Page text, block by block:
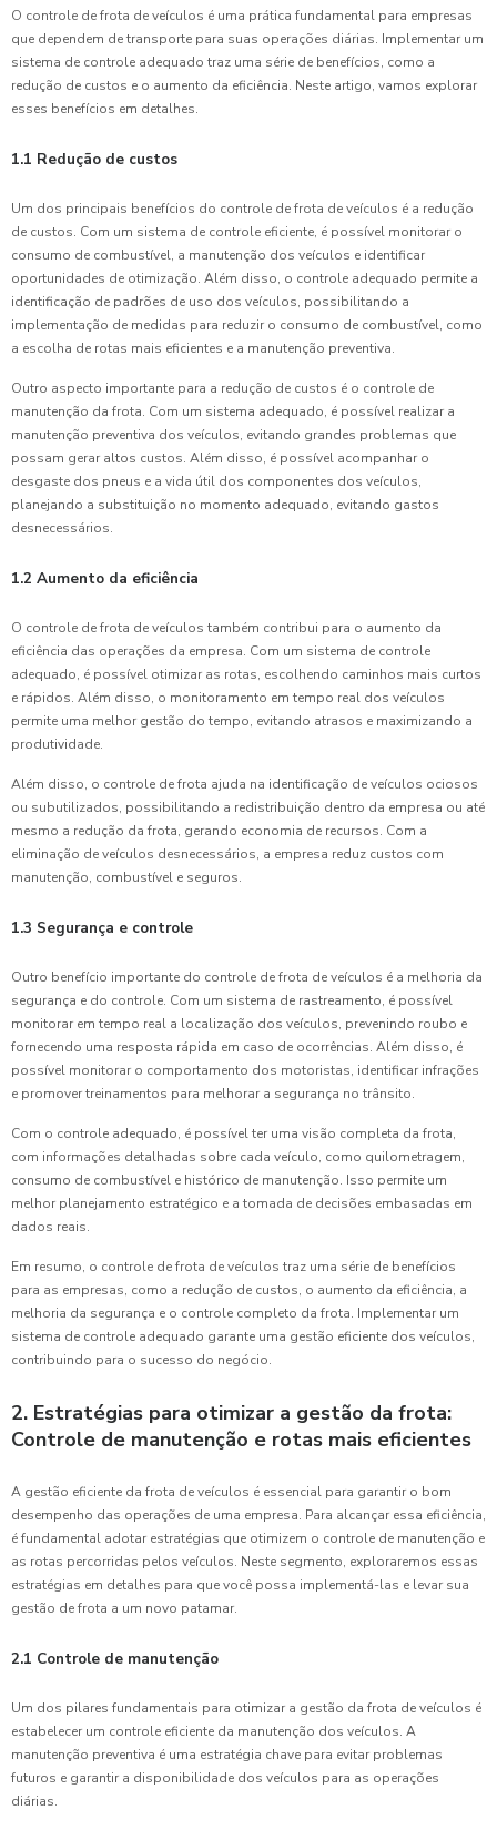
O controle de frota de veículos é uma prática fundamental para empresas
que dependem de transporte para suas operações diárias. Implementar um
sistema de controle adequado traz uma série de benefícios, como a
redução de custos e o aumento da eficiência. Neste artigo, vamos explorar
esses benefícios em detalhes.
1.1 Redução de custos
Um dos principais benefícios do controle de frota de veículos é a redução
de custos. Com um sistema de controle eficiente, é possível monitorar o
consumo de combustível, a manutenção dos veículos e identificar
oportunidades de otimização. Além disso, o controle adequado permite a
identificação de padrões de uso dos veículos, possibilitando a
implementação de medidas para reduzir o consumo de combustível, como
a escolha de rotas mais eficientes e a manutenção preventiva.
Outro aspecto importante para a redução de custos é o controle de
manutenção da frota. Com um sistema adequado, é possível realizar a
manutenção preventiva dos veículos, evitando grandes problemas que
possam gerar altos custos. Além disso, é possível acompanhar o
desgaste dos pneus e a vida útil dos componentes dos veículos,
planejando a substituição no momento adequado, evitando gastos
desnecessários.
1.2 Aumento da eficiência
O controle de frota de veículos também contribui para o aumento da
eficiência das operações da empresa. Com um sistema de controle
adequado, é possível otimizar as rotas, escolhendo caminhos mais curtos
e rápidos. Além disso, o monitoramento em tempo real dos veículos
permite uma melhor gestão do tempo, evitando atrasos e maximizando a
produtividade.
Além disso, o controle de frota ajuda na identificação de veículos ociosos
ou subutilizados, possibilitando a redistribuição dentro da empresa ou até
mesmo a redução da frota, gerando economia de recursos. Com a
eliminação de veículos desnecessários, a empresa reduz custos com
manutenção, combustível e seguros.
1.3 Segurança e controle
Outro benefício importante do controle de frota de veículos é a melhoria da
segurança e do controle. Com um sistema de rastreamento, é possível
monitorar em tempo real a localização dos veículos, prevenindo roubo e
fornecendo uma resposta rápida em caso de ocorrências. Além disso, é
possível monitorar o comportamento dos motoristas, identificar infrações
e promover treinamentos para melhorar a segurança no trânsito.
Com o controle adequado, é possível ter uma visão completa da frota,
com informações detalhadas sobre cada veículo, como quilometragem,
consumo de combustível e histórico de manutenção. Isso permite um
melhor planejamento estratégico e a tomada de decisões embasadas em
dados reais.
Em resumo, o controle de frota de veículos traz uma série de benefícios
para as empresas, como a redução de custos, o aumento da eficiência, a
melhoria da segurança e o controle completo da frota. Implementar um
sistema de controle adequado garante uma gestão eficiente dos veículos,
contribuindo para o sucesso do negócio.
2. Estratégias para otimizar a gestão da frota:
Controle de manutenção e rotas mais eficientes
A gestão eficiente da frota de veículos é essencial para garantir o bom
desempenho das operações de uma empresa. Para alcançar essa eficiência,
é fundamental adotar estratégias que otimizem o controle de manutenção e
as rotas percorridas pelos veículos. Neste segmento, exploraremos essas
estratégias em detalhes para que você possa implementá-las e levar sua
gestão de frota a um novo patamar.
2.1 Controle de manutenção
Um dos pilares fundamentais para otimizar a gestão da frota de veículos é
estabelecer um controle eficiente da manutenção dos veículos. A
manutenção preventiva é uma estratégia chave para evitar problemas
futuros e garantir a disponibilidade dos veículos para as operações
diárias.